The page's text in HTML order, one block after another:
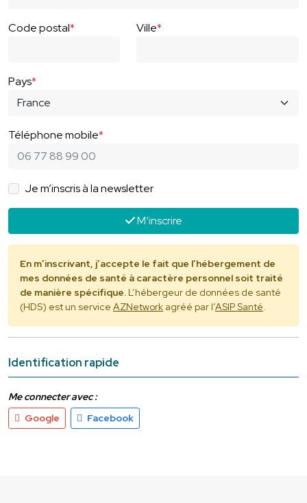
Code postal* Ville*
Pays*
Téléphone mobile*
Je m’inscris à la newsletter
M’inscrire
En m’inscrivant, j’accepte le fait que l’hébergement de
mes données de santé à caractère personnel soit traité
de manière spécifique. L’hébergeur de données de santé
(HDS) est un service AZNetwork agréé par l’ASIP Santé
Identification rapide
Me connecter avec :
Google
Facebook